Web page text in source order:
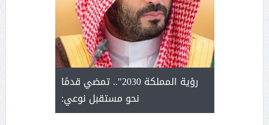
يحصل
رؤية المملكة 2030".. تمضي قدمًا
نحو مستقبل نوعي:
ورشة
عنيزة